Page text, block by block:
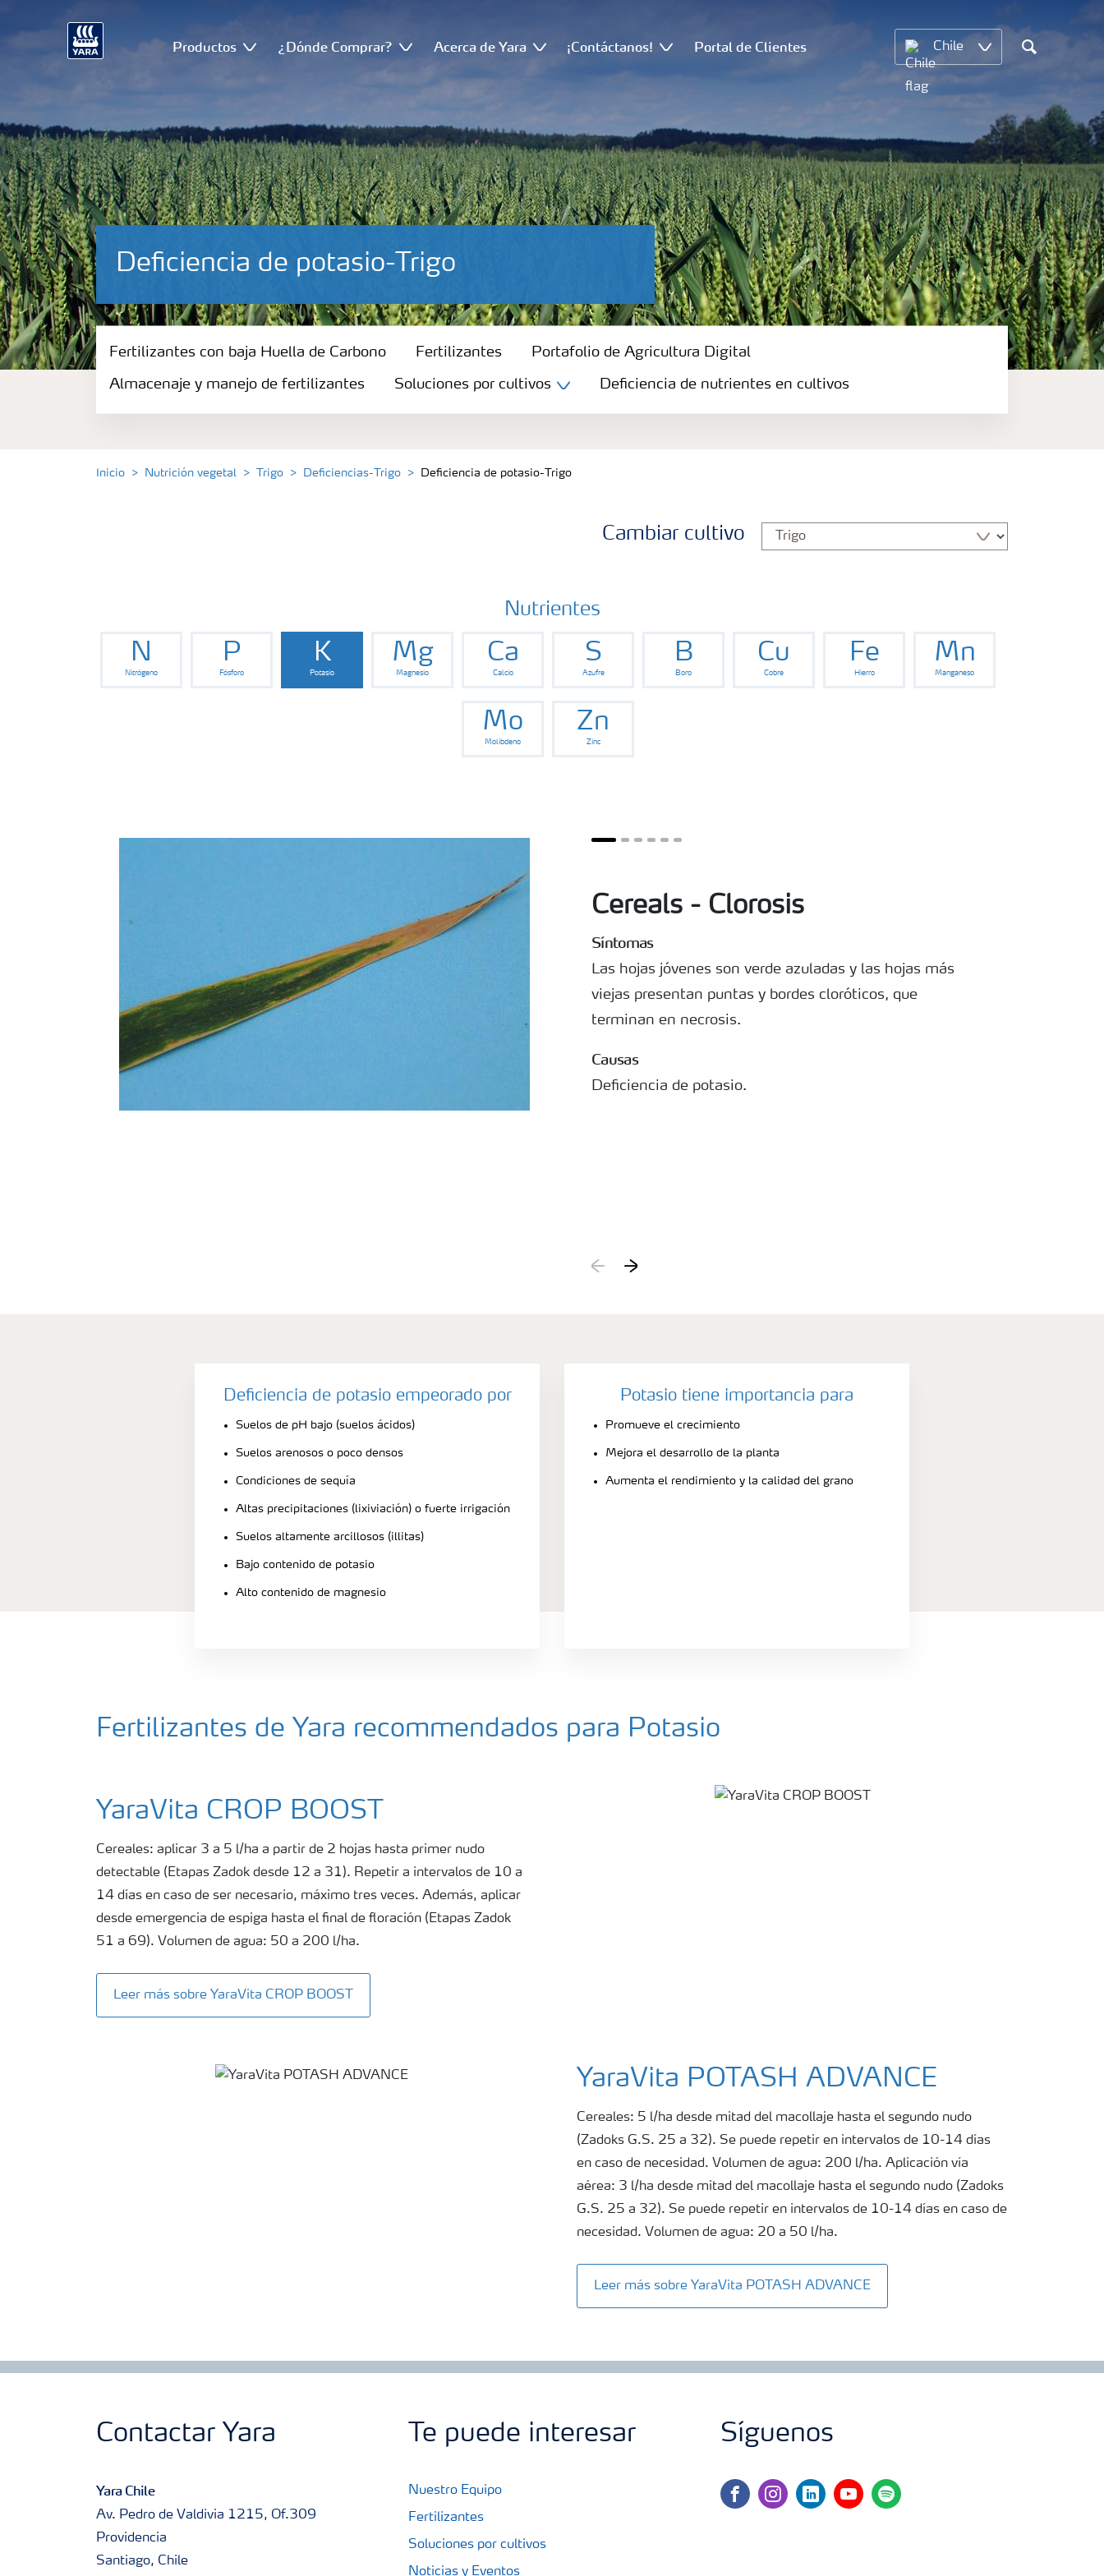
Productos ¿Dónde Comprar? Acerca de Yara ¡Contáctanos! Portal de Clientes Chile
Search
Deficiencia de potasio-Trigo
Fertilizantes con baja Huella de Carbono
Fertilizantes
Fertilizantes con baja Huella de Carbono Fertilizantes Portafolio de Agricultura Digital
Almacenaje y manejo de fertilizantes Soluciones por cultivos Deficiencia de nutrientes en cultivos
Inicio Nutrición vegetal Trigo Deficiencias-Trigo Deficiencia de potasio-Trigo
Cambiar cultivo
Nutrientes
N
Nitrógeno
P
Fósforo
K
Potasio
Mg
Magnesio
Ca
Calcio
S
Azufre
B
Boro
Cu
Cobre
Fe
Hierro
Mn
Manganeso
Mo
Molibdeno
Zn
Zinc
Cereals - Clorosis
Síntomas
Las hojas jóvenes son verde azuladas y las hojas más
viejas presentan puntas y bordes cloróticos, que
terminan en necrosis.
Causas
Deficiencia de potasio.
Deficiencia de potasio empeorado por
Suelos de pH bajo (suelos ácidos)
Suelos arenosos o poco densos
Condiciones de sequía
Altas precipitaciones (lixiviación) o fuerte irrigación
Suelos altamente arcillosos (illitas)
Bajo contenido de potasio
Alto contenido de magnesio
Potasio tiene importancia para
Promueve el crecimiento
Mejora el desarrollo de la planta
Aumenta el rendimiento y la calidad del grano
Fertilizantes de Yara recommendados para Potasio
YaraVita CROP BOOST
Cereales: aplicar 3 a 5 l/ha a partir de 2 hojas hasta primer nudo
detectable (Etapas Zadok desde 12 a 31). Repetir a intervalos de 10 a
14 días en caso de ser necesario, máximo tres veces. Además, aplicar
desde emergencia de espiga hasta el final de floración (Etapas Zadok
51 a 69). Volumen de agua: 50 a 200 l/ha.
Leer más sobre YaraVita CROP BOOST
YaraVita POTASH ADVANCE
Cereales: 5 l/ha desde mitad del macollaje hasta el segundo nudo
(Zadoks G.S. 25 a 32). Se puede repetir en intervalos de 10-14 días
en caso de necesidad. Volumen de agua: 200 l/ha. Aplicación vía
aérea: 3 l/ha desde mitad del macollaje hasta el segundo nudo (Zadoks
G.S. 25 a 32). Se puede repetir en intervalos de 10-14 días en caso de
necesidad. Volumen de agua: 20 a 50 l/ha.
Leer más sobre YaraVita POTASH ADVANCE
Contactar Yara
Yara Chile
Av. Pedro de Valdivia 1215, Of.309
Providencia
Santiago, Chile
Te puede interesar
Nuestro Equipo
Fertilizantes
Soluciones por cultivos
Noticias y Eventos
Síguenos
facebookinstagramlinkedinyoutubespotify